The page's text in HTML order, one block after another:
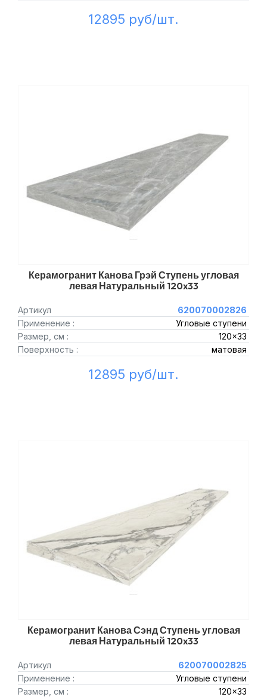
12895 руб/шт.
Керамогранит Канова Грэй Ступень угловая
левая Натуральный 120x33
Артикул
620070002826
Применение :
Угловые ступени
Размер, см :
120x33
Поверхность :
матовая
12895 руб/шт.
Керамогранит Канова Сэнд Ступень угловая
левая Натуральный 120x33
Артикул
620070002825
Применение :
Угловые ступени
Размер, см :
120x33